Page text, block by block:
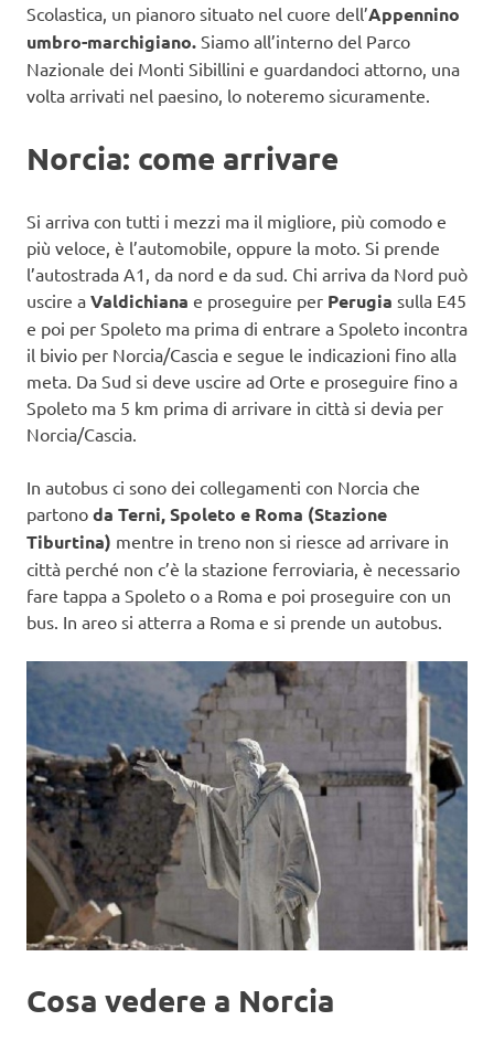
Scolastica, un pianoro situato nel cuore dell’Appennino
umbro-marchigiano. Siamo all’interno del Parco
Nazionale dei Monti Sibillini e guardandoci attorno, una
volta arrivati nel paesino, lo noteremo sicuramente.
Norcia: come arrivare
Si arriva con tutti i mezzi ma il migliore, più comodo e
più veloce, è l’automobile, oppure la moto. Si prende
l’autostrada A1, da nord e da sud. Chi arriva da Nord può
uscire a Valdichiana e proseguire per Perugia sulla E45
e poi per Spoleto ma prima di entrare a Spoleto incontra
il bivio per Norcia/Cascia e segue le indicazioni fino alla
meta. Da Sud si deve uscire ad Orte e proseguire fino a
Spoleto ma 5 km prima di arrivare in città si devia per
Norcia/Cascia.
In autobus ci sono dei collegamenti con Norcia che
partono da Terni, Spoleto e Roma (Stazione
Tiburtina) mentre in treno non si riesce ad arrivare in
città perché non c’è la stazione ferroviaria, è necessario
fare tappa a Spoleto o a Roma e poi proseguire con un
bus. In areo si atterra a Roma e si prende un autobus.
Cosa vedere a Norcia